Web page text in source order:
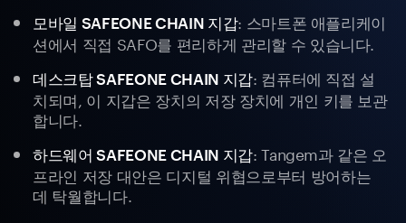
모바일 SAFEONE CHAIN 지갑: 스마트폰 애플리케이
션에서 직접 SAFO를 편리하게 관리할 수 있습니다.
데스크탑 SAFEONE CHAIN 지갑: 컴퓨터에 직접 설
치되며, 이 지갑은 장치의 저장 장치에 개인 키를 보관
합니다.
하드웨어 SAFEONE CHAIN 지갑: Tangem과 같은 오
프라인 저장 대안은 디지털 위협으로부터 방어하는
데 탁월합니다.